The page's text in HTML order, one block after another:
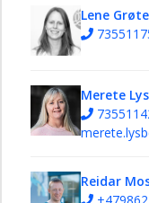
Lene
Merete
Reidar